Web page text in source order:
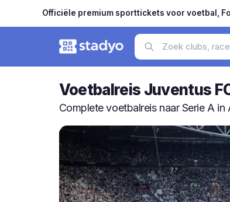
Officiële premium sporttickets voor voetbal,
Voetbalreis Juventus
Complete voetbalreis naar Serie A in